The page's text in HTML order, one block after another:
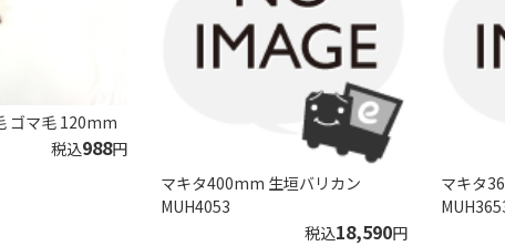
ゴマ毛 120mm
税込988円
マキタ400mm 生垣バリカン
MUH4053
税込18,590円
マキタ